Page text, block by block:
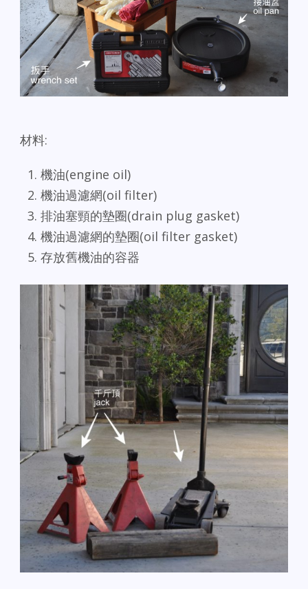
材料:
機油(engine oil)
機油過濾網(oil filter)
排油塞頸的墊圈(drain plug gasket)
機油過濾網的墊圈(oil filter gasket)
存放舊機油的容器